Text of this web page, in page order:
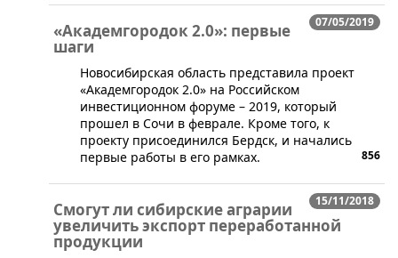
07/05/2019
«Академгородок 2.0»: первые
шаги
​Новосибирская область представила проект
«Академгородок 2.0» на Российском
инвестиционном форуме – 2019, который
прошел в Сочи в феврале. Кроме того, к
проекту присоединился Бердск, и начались
первые работы в его рамках.
856
15/11/2018
Смогут ли сибирские аграрии
увеличить экспорт переработанной
продукции